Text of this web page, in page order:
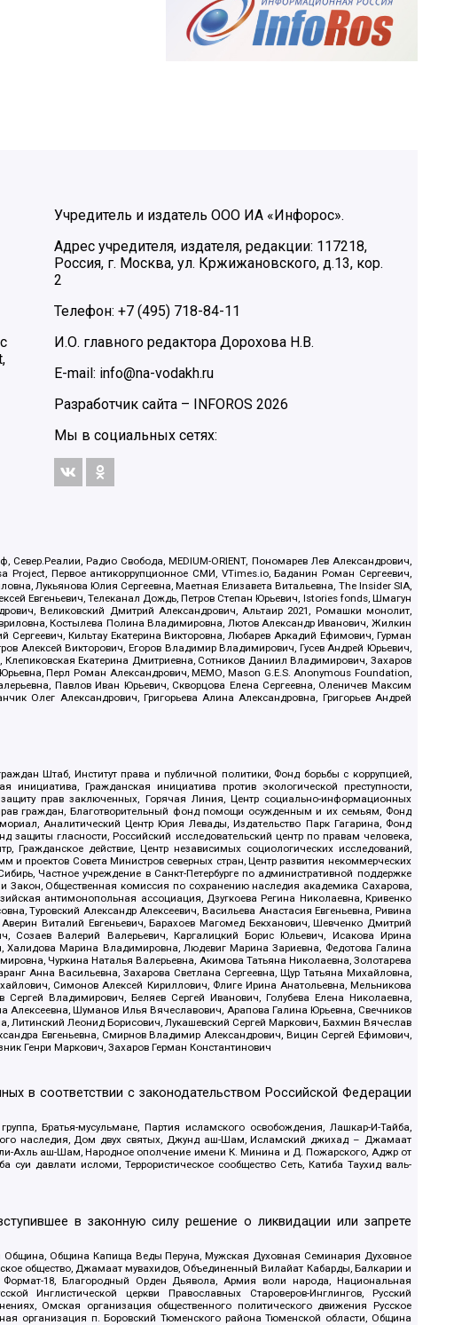
Учредитель и издатель ООО ИА «Инфорос».
Адрес учредителя, издателя, редакции: 117218,
Россия, г. Москва, ул. Кржижановского, д.13, кор.
2
Телефон: +7 (495) 718-84-11
И.О. главного редактора Дорохова Н.В.
E-mail: info@na-vodakh.ru
Разработчик сайта –
INFOROS 2026
Мы в социальных сетях:
Радио Свобода, MEDIUM-ORIENT, Пономарев Лев Александрович,
Первое антикоррупционное СМИ, VTimes.io, Баданин Роман Сергеевич,
Лукьянова Юлия Сергеевна, Маетная Елизавета Витальевна, The Insider SIA,
Евгеньевич, Телеканал Дождь, Петров Степан Юрьевич, Istories fonds, Шмагун
Великовский Дмитрий Александрович, Альтаир 2021, Ромашки монолит,
Костылева Полина Владимировна, Лютов Александр Иванович, Жилкин
Кильтау Екатерина Викторовна, Любарев Аркадий Ефимович, Гурман
Алексей Викторович, Егоров Владимир Владимирович, Гусев Андрей Юрьевич,
Екатерина Дмитриевна, Сотников Даниил Владимирович, Захаров
Перл Роман Александрович, МЕМО, Mason G.E.S. Anonymous Foundation,
Павлов Иван Юрьевич, Скворцова Елена Сергеевна, Оленичев Максим
Олег Александрович, Григорьева Алина Александровна, Григорьев Андрей
Штаб, Институт права и публичной политики, Фонд борьбы с коррупцией,
Гражданская инициатива против экологической преступности,
прав заключенных, Горячая Линия, Центр социально-информационных
граждан, Благотворительный фонд помощи осужденным и их семьям, Фонд
Аналитический Центр Юрия Левады, Издательство Парк Гагарина, Фонд
гласности, Российский исследовательский центр по правам человека,
Гражданское действие, Центр независимых социологических исследований,
Совета Министров северных стран, Центр развития некоммерческих
Частное учреждение в Санкт-Петербурге по административной поддержке
Закон, Общественная комиссия по сохранению наследия академика Сахарова,
антимонопольная ассоциация, Дзугкоева Регина Николаевна, Кривенко
Туровский Александр Алексеевич, Васильева Анастасия Евгеньевна, Ривина
Виталий Евгеньевич, Барахоев Магомед Бекханович, Шевченко Дмитрий
Созаев Валерий Валерьевич, Каргалицкий Борис Юльевич, Исакова Ирина
Халидова Марина Владимировна, Людевиг Марина Зариевна, Федотова Галина
Чуркина Наталья Валерьевна, Акимова Татьяна Николаевна, Золотарева
Анна Васильевна, Захарова Светлана Сергеевна, Щур Татьяна Михайловна,
Симонов Алексей Кириллович, Флиге Ирина Анатольевна, Мельникова
Владимирович, Беляев Сергей Иванович, Голубева Елена Николаевна,
Алексеевна, Шуманов Илья Вячеславович, Арапова Галина Юрьевна, Свечников
Леонид Борисович, Лукашевский Сергей Маркович, Бахмин Вячеслав
Евгеньевна, Смирнов Владимир Александрович, Вицин Сергей Ефимович,
Генри Маркович, Захаров Герман Константинович
в соответствии с законодательством Российской Федерации
Братья-мусульмане, Партия исламского освобождения, Лашкар-И-Тайба,
наследия, Дом двух святых, Джунд аш-Шам, Исламский джихад – Джамаат
Ахль аш-Шам, Народное ополчение имени К. Минина и Д. Пожарского, Аджр от
давлати исломи, Террористическое сообщество Сеть, Катиба Таухид валь-
в законную силу решение о ликвидации или запрете
Община, Община Капища Веды Перуна, Мужская Духовная Семинария Духовное
общество, Джамаат мувахидов, Объединенный Вилайат Кабарды, Балкарии и
18, Благородный Орден Дьявола, Армия воли народа, Национальная
Инглистической церкви Православных Староверов-Инглингов, Русский
Омская организация общественного политического движения Русское
организация п. Боровский Тюменского района Тюменской области, Община